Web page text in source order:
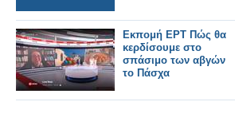
Εκπομή ΕΡΤ Πώς θα
κερδίσουμε στο
σπάσιμο των αβγών
το Πάσχα